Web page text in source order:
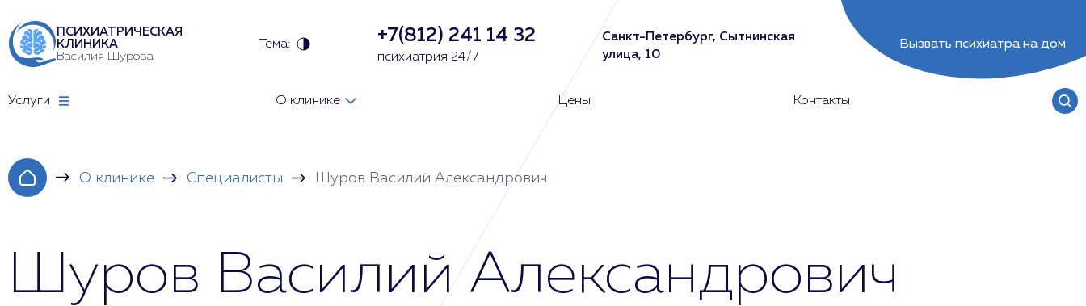
ПСИХИАТРИЧЕСКАЯ
КЛИНИКА
Василия Шурова
Тема: +7(812) 241 14 32
психиатрия 24/7
Санкт-Петербург, Сытнинская
улица, 10
Вызвать психиатра на дом
Услуги О клинике Цены Контакты
О клинике Специалисты Шуров Василий Александрович
Шуров Василий Александрович